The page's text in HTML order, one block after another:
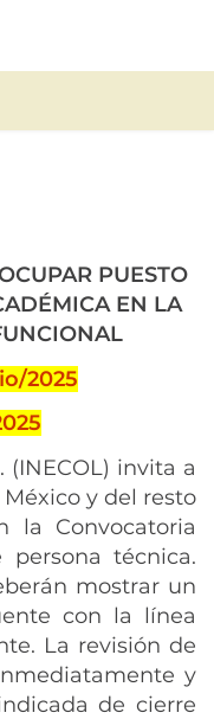
PUESTO
EN LA
2025
(INECOL) invita a
y del resto
la Convocatoria
técnica.
mostrar un
con la línea
La revisión de
y
de cierre